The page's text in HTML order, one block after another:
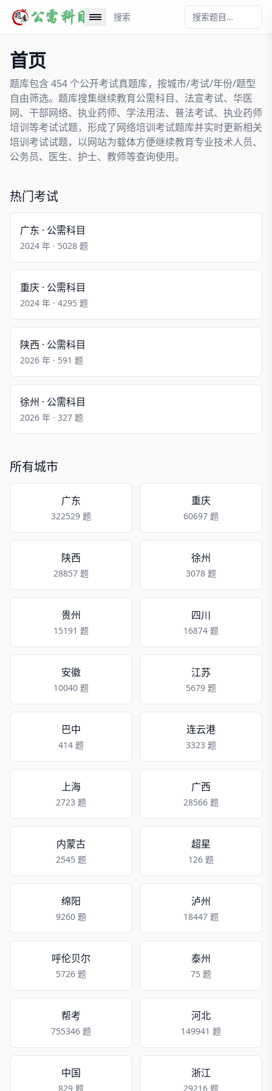
搜索
首页
题库包含 454 个公开考试真题库，按城市/考试/年份/题型
自由筛选。题库搜集继续教育公需科目、法宣考试、华医
网、干部网络、执业药师、学法用法、普法考试、执业药师
培训等考试试题，形成了网络培训考试题库并实时更新相关
培训考试试题，以网站为载体方便继续教育专业技术人员、
公务员、医生、护士、教师等查询使用。
热门考试
广东 · 公需科目
2024 年 · 5028 题
重庆 · 公需科目
2024 年 · 4295 题
陕西 · 公需科目
2026 年 · 591 题
徐州 · 公需科目
2026 年 · 327 题
所有城市
广东
322529 题
重庆
60697 题
陕西
28857 题
徐州
3078 题
贵州
15191 题
四川
16874 题
安徽
10040 题
江苏
5679 题
巴中
414 题
连云港
3323 题
上海
2723 题
广西
28566 题
内蒙古
2545 题
超星
126 题
绵阳
9260 题
泸州
18447 题
呼伦贝尔
5726 题
泰州
75 题
帮考
755346 题
河北
149941 题
中国
829 题
浙江
29216 题